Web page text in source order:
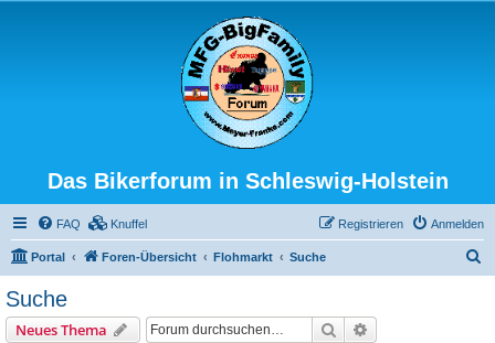
Das Bikerforum in Schleswig-Holstein
FAQ Knuffel Anmelden
Registrieren
Portal Foren-Übersicht Flohmarkt Suche
Suche
Neues Thema Suche